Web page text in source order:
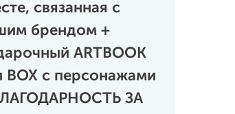
связанная с
брендом +
ARTBOOK
BOX с персонажами
ЗА